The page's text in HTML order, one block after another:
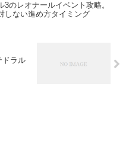
3のレオナールイベント攻略。
しない進め方タイミング
ドラル